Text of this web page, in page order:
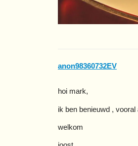
anon98360732EV
hoi mark,
ik ben benieuwd ,
welkom